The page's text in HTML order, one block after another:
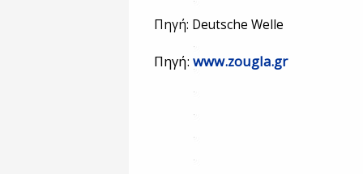
Πηγή: Deutsche Welle
Πηγή: www.zougla.gr